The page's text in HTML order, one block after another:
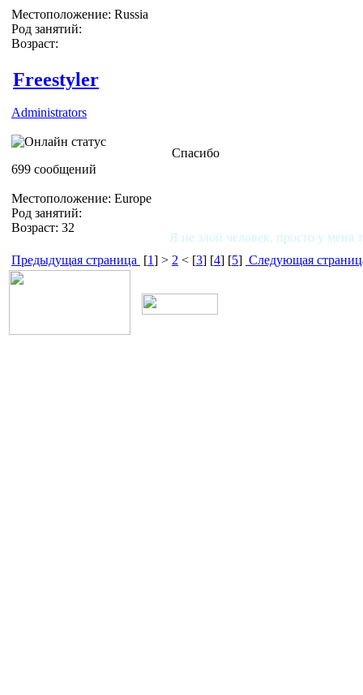
Местоположение: Russia
Род занятий:
Возраст:
Freestyler
Administrators
699 сообщений
Местоположение: Europe
Род занятий:
Возраст: 32
Спасибо
Я не злой человек, просто у меня
Предыдущая страница [1] > 2 < [3] [4] [5] Следующая